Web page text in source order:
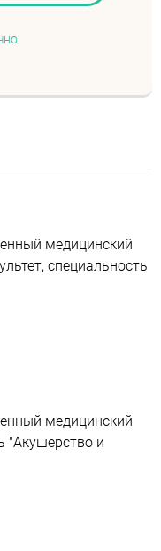
медицинский
специальность
медицинский
"Акушерство и